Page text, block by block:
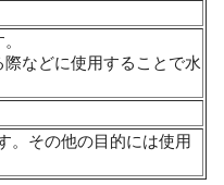
などに使用することで水
。その他の目的には使用